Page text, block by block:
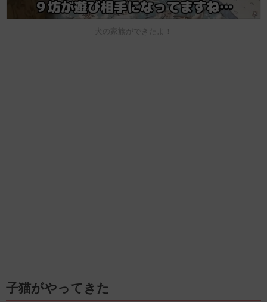
犬の家族ができたよ！
子猫がやってきた